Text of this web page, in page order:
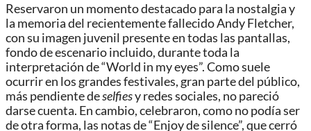
Reservaron un momento destacado para la nostalgia y
la memoria del recientemente fallecido Andy Fletcher,
con su imagen juvenil presente en todas las pantallas,
fondo de escenario incluido, durante toda la
interpretación de “World in my eyes”. Como suele
ocurrir en los grandes festivales, gran parte del público,
más pendiente deselfiesy redes sociales, no pareció
darse cuenta. En cambio, celebraron, como no podía ser
de otra forma, las notas de “Enjoy de silence”, que cerró